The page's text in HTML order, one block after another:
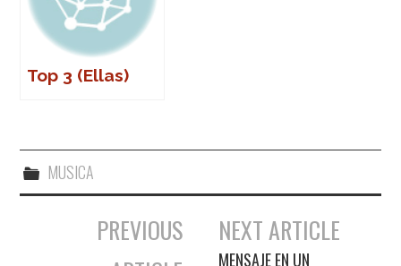
Top 3 (Ellas)
MUSICA
Navegación de entradas
PREVIOUS
NEXT ARTICLE
MENSAJE EN UN